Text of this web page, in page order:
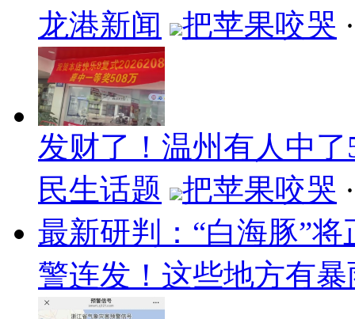
龙港新闻
把苹果咬哭 ·
发财了！温州有人中了
民生话题
把苹果咬哭 ·
最新研判：“白海豚”
警连发！这些地方有